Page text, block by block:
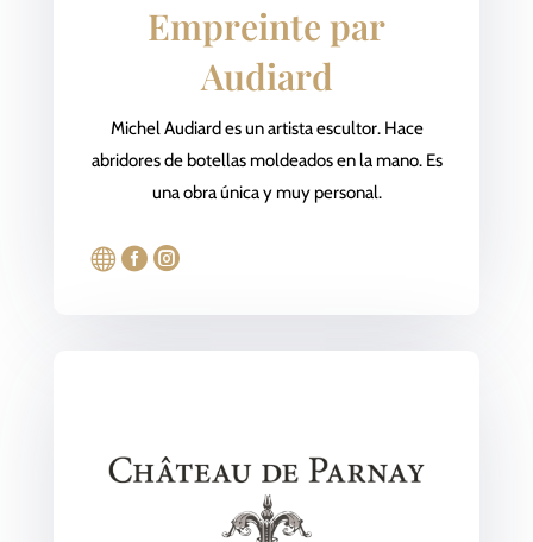
Empreinte par
Audiard
Michel Audiard es un artista escultor. Hace
abridores de botellas moldeados en la mano. Es
una obra única y muy personal.
  